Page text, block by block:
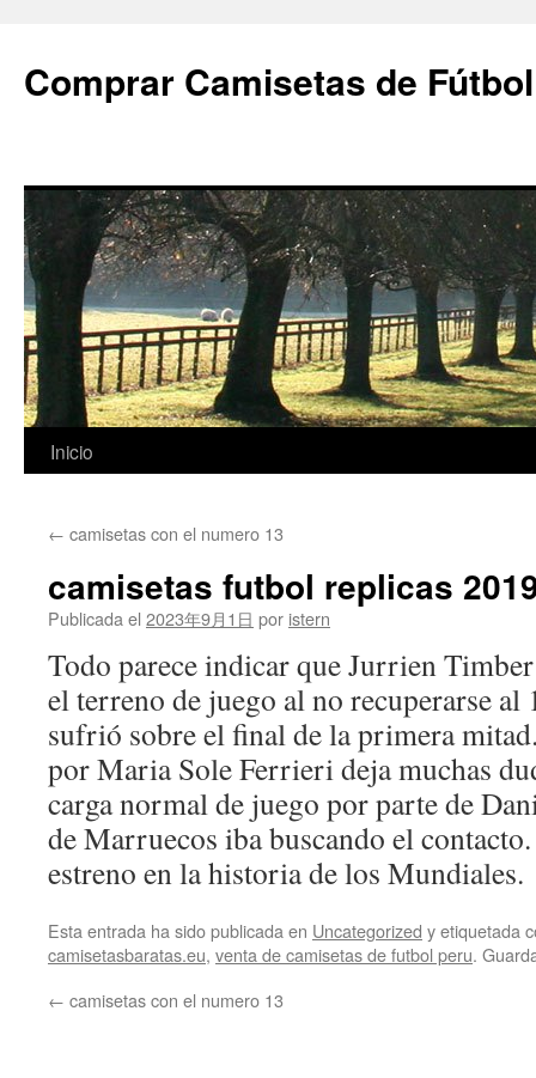
Comprar Camisetas de
Saltar
contenido
Inicio
← camisetas con el numero 13
camisetas futbol replicas
Publicada el 2023年9月1日 por istern
Todo parece indicar que Jurrien
el terreno de juego al no recuperarse al
sufrió sobre el final de la primera
por Maria Sole Ferrieri deja muchas
carga normal de juego por parte de
de Marruecos iba buscando el
estreno en la historia de los Mundiales.
Esta entrada ha sido publicada en Uncategorized y etiquetada
camisetasbaratas.eu, venta de camisetas de futbol peru.
← camisetas con el numero 13